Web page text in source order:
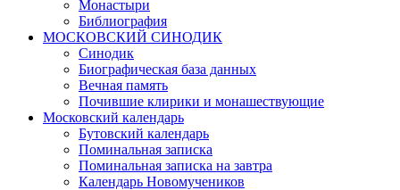
Монастыри
Библиография
МОСКОВСКИЙ СИНОДИК
Синодик
Биографическая база данных
Вечная память
Почившие клирики и монашествующие
Московский календарь
Бутовский календарь
Поминальная записка
Поминальная записка на завтра
Календарь Новомучеников